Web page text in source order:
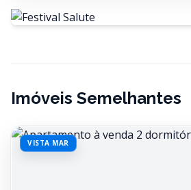
Imóveis Semelhantes
VISTA MAR